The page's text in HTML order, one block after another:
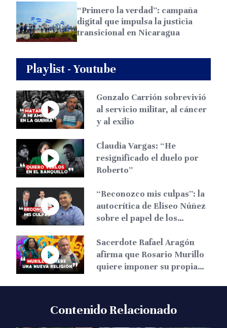
“Primero la verdad”: campaña
digital que impulsa la justicia
transicional en Nicaragua
Playlist - Youtube
Gonzalo Carrión sobrevivió
al servicio militar, al cáncer
y al exilio
Claudia Vargas: “He
resignificado el duelo por
Roberto”
“Reconozco mis culpas”: la
autocrítica de Eliseo Núñez
sobre el papel de los
Sacerdote Rafael Aragón
afirma que Rosario Murillo
quiere imponer su propia
Contenido Relacionado